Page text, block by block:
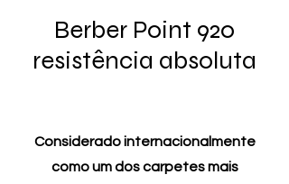
Berber Point 920
resistência absoluta
Considerado internacionalmente
como um dos carpetes mais